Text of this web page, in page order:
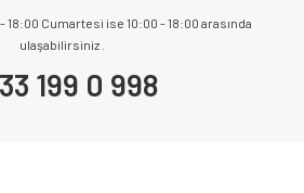
Cumartesi ise 10:00 - 18:00 arasında
ulaşabilirsiniz .
199 0 998